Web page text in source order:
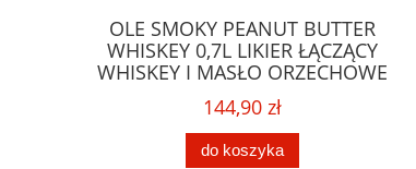
OLE SMOKY PEANUT BUTTER
WHISKEY 0,7L LIKIER ŁĄCZĄCY
WHISKEY I MASŁO ORZECHOWE
144,90 zł
do koszyka